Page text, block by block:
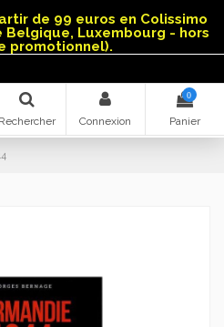
de 99 euros en Colissimo
Luxembourg - hors
promotionnel).
Rechercher Connexion
0
Panier